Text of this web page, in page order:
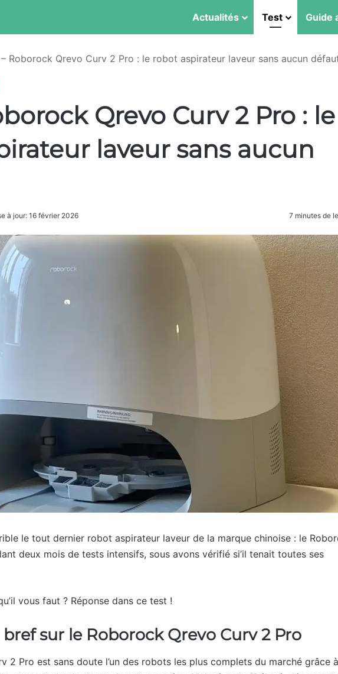
Actualités Test Guide
Roborock Qrevo Curv 2 Pro : le robot aspirateur laveur sans aucun
Qrevo Curv 2 Pro : le
laveur sans aucun
à jour: 16 février 2026 7 minutes de
le tout dernier robot aspirateur laveur de la marque chinoise : le
deux mois de tests intensifs, sous avons vérifié si’il tenait toutes ses
vous faut ? Réponse dans ce test !
sur le Roborock Qrevo Curv 2 Pro
2 Pro est sans doute l’un des robots les plus complets du marché grâce à